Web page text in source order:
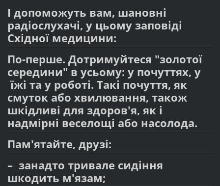
І допоможуть вам, шановні
радіослухачі, у цьому заповіді
Східної медицини:
По-перше. Дотримуйтеся "золотої
середини" в усьому: у почуттях, у
їжі та у роботі. Такі почуття, як
смуток або хвилювання, також
шкідливі для здоров'я, як і
надмірні веселощі або насолода.
Пам'ятайте, друзі:
– занадто тривале сидіння
шкодить м'язам;